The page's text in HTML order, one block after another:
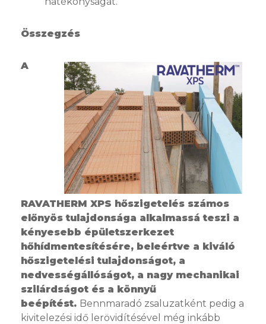
Összegzés
A
RAVATHERM XPS hőszigetelés számos
előnyös tulajdonsága alkalmassá teszi a
kényesebb épületszerkezet
hőhídmentesítésére, beleértve a kiváló
hőszigetelési tulajdonságot, a
nedvességállóságot, a nagy mechanikai
szilárdságot és a könnyű
beépítést. Bennmaradó zsaluzatként pedig a
kivitelezési idő lerövidítésével még inkább